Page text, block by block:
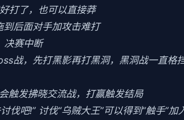
打了，也可以直接莽
后面对手加攻击难打
决赛中断
战，先打黑影再打黑洞，黑洞战一直
触发拂晓交流战，打赢触发结局
伐吧!” 讨伐“乌贼大王”可以得到“触手”